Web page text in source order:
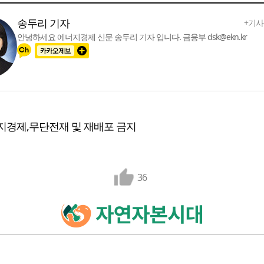
송두리 기자
+기
안녕하세요 에너지경제 신문 송두리 기자 입니다. 금융부 dsk@ekn.kr
제,무단전재 및 재배포 금지
36